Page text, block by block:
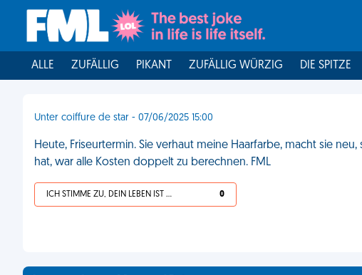
ALLE ZUFÄLLIG PIKANT ZUFÄLLIG WÜRZIG DIE SPITZE
Unter coiffure de star - 07/06/2025 15:00
Heute, Friseurtermin. Sie verhaut meine Haarfarbe, macht sie
hat, war alle Kosten doppelt zu berechnen. FML
ICH STIMME ZU, DEIN LEBEN IST SCHEISSE 0